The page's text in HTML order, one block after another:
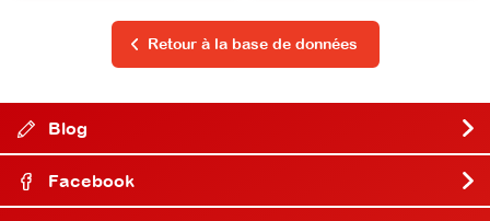
Retour à la base de données
Blog
Facebook